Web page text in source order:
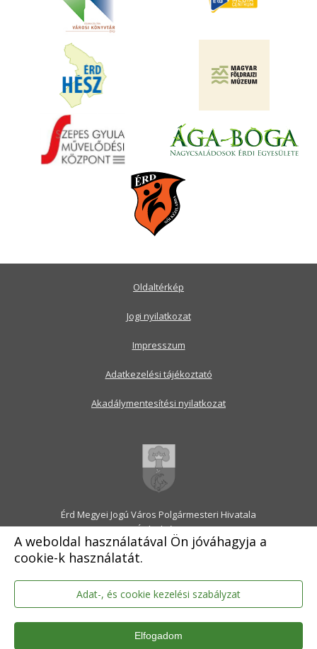
A weboldal használatával Ön jóváhagyja a
cookie-k használatát.
Adat-, és cookie kezelési szabályzat
Elfogadom
Érd Megyei Jogú Város Polgármesteri Hivatala
2030 Érd, Alsó utca 1.
Levélcím: 2031 Érd, Pf.: 31
E-mail:onkormanyzat@erd.hu
Telefonközpont:06-23-522-300
Ügyfélszolgálat:06-23-522-301
Hivatali Kapu: ERDPH
KRID szám: 707189964
Oldaltérkép
Jogi nyilatkozat
Impresszum
Adatkezelési tájékoztató
Akadálymentesítési nyilatkozat